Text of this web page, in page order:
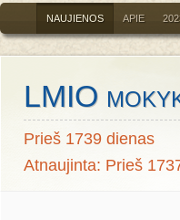
NAUJIENOS APIE
LMIO
Prieš 1739 dienas
Atnaujinta: Prieš